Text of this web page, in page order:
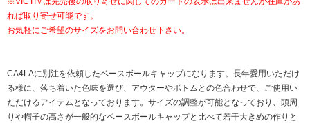
れば取り寄せ可能です。
お気軽にご希望のサイズをお問い合わせ下さい。
CA4LAに別注を依頼したベースボールキャップになります。長年愛用いただけ
る様に、落ち着いた色味を選び、アウターやボトムとの色合わせで、ご使用い
ただけるアイテムとなっております。サイズの調整が可能となっており、頭周
りや帽子の高さが一般的なベースボールキャップと比べて若干大きめの作りと